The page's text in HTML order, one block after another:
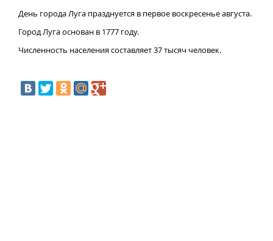
День города Луга празднуется в первое воскресенье августа.
Город Луга основан в 1777 году.
Численность населения составляет 37 тысяч человек.